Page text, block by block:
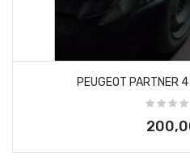
PEUGEOT PARTNER